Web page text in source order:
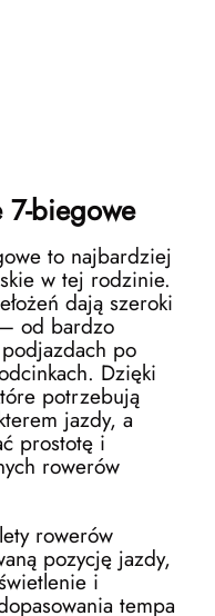
7-biegowe
to najbardziej
w tej rodzinie.
dają szeroki
od bardzo
po
Dzięki
potrzebują
jazdy, a
prostotę i
rowerów
rowerów
pozycję jazdy,
i
tempa